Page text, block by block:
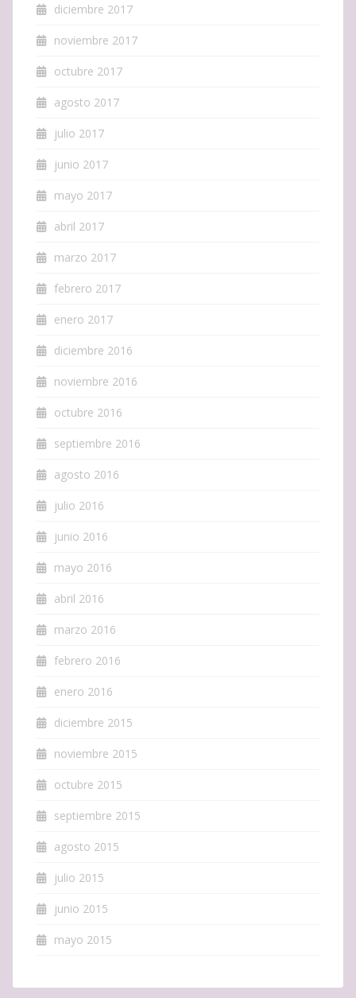
diciembre 2017
noviembre 2017
octubre 2017
agosto 2017
julio 2017
junio 2017
mayo 2017
abril 2017
marzo 2017
febrero 2017
enero 2017
diciembre 2016
noviembre 2016
octubre 2016
septiembre 2016
agosto 2016
julio 2016
junio 2016
mayo 2016
abril 2016
marzo 2016
febrero 2016
enero 2016
diciembre 2015
noviembre 2015
octubre 2015
septiembre 2015
agosto 2015
julio 2015
junio 2015
mayo 2015